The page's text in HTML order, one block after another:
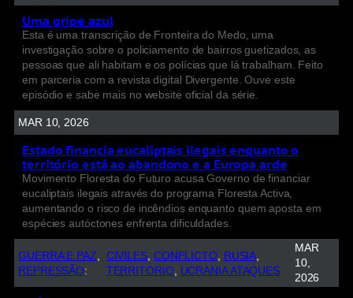
Uma gripe azul
Esta é uma transcrição de Fronteira do Medo, uma
investigação sobre o policiamento de bairros guetizados, as
pessoas que ali habitam e os polícias que lá trabalham. Feito
em parceria com a revista digital Divergente. Ouve este
episódio e sabe mais no website oficial da série.
MAR 10, 2026
Estado financia eucaliptais ilegais enquanto o
território está ao abandono e a Europa arde
Movimento Floresta do Futuro acusa Governo de financiar
eucaliptais ilegais através do programa Floresta Activa,
aumentando o risco de incêndios enquanto quem aposta em
espécies autóctones enfrenta dificuldades.
GUERRA E PAZ
REPRESSÃO:
CIVILES CONFLICTO, RUSIA
TERRITORIO, UCRANIA ATAQUES
MAR
10,
2026